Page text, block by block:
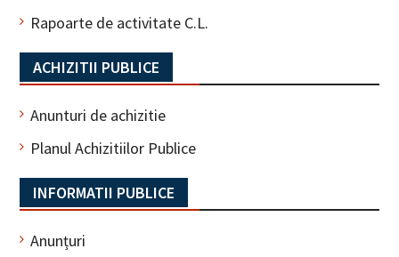
Rapoarte de activitate C.L.
ACHIZITII PUBLICE
Anunturi de achizitie
Planul Achizitiilor Publice
INFORMATII PUBLICE
Anunțuri